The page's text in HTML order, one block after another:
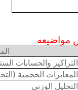
مواضيعه
التراكيز والحسابات
المعايرات الحجمية
التحليل الوزني